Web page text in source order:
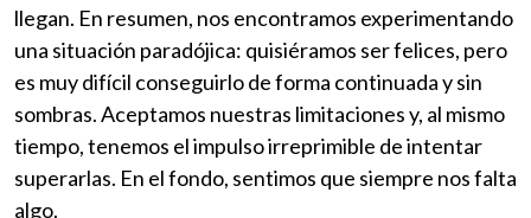
llegan. En resumen, nos encontramos experimentando
una situación paradójica: quisiéramos ser felices, pero
es muy difícil conseguirlo de forma continuada y sin
sombras. Aceptamos nuestras limitaciones y, al mismo
tiempo, tenemos el impulso irreprimible de intentar
superarlas. En el fondo, sentimos que siempre nos falta
algo.